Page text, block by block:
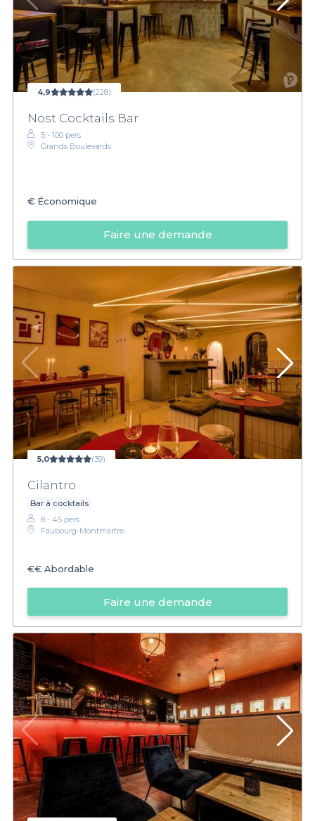
4,9 (228)
Nost Cocktails Bar
5 - 100 pers.
Grands Boulevards
€ Économique
Faire une demande
5,0 (39)
Cilantro
Bar à cocktails
8 - 45 pers.
Faubourg-Montmartre
€€ Abordable
Faire une demande